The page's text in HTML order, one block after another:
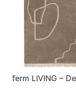
ferm LIVING –